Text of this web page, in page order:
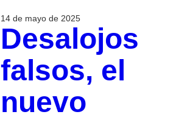
14 de mayo de 2025
Desalojos
falsos, el
nuevo